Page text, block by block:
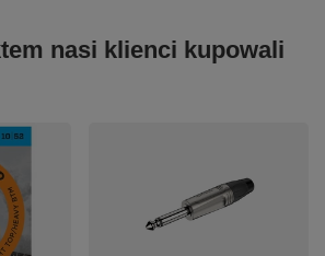
nasi klienci kupowali